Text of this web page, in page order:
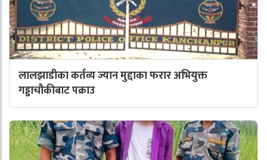
लालझाडीका कर्तव्य ज्यान मुद्दाका फरार अभियुक्त
गड्डाचौकीबाट पक्राउ